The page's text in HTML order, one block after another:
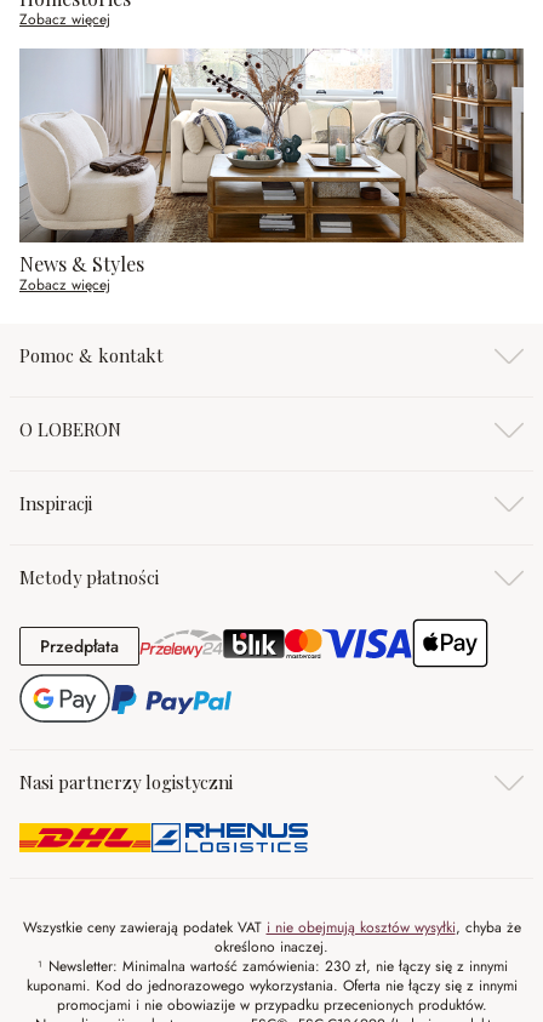
Zobacz więcej
News & Styles
Zobacz więcej
Pomoc & kontakt
O LOBERON
Inspiracji
Metody płatności
PrzedpłataPrzedpłata
Nasi partnerzy logistyczni
Wszystkie ceny zawierają podatek VAT i nie obejmują kosztów wysyłki, chyba że
określono inaczej.
¹ Newsletter: Minimalna wartość zamówienia: 230 zł, nie łączy się z innymi
kuponami. Kod do jednorazowego wykorzystania. Oferta nie łączy się z innymi
promocjami i nie obowiazije w przypadku przecenionych produktów.